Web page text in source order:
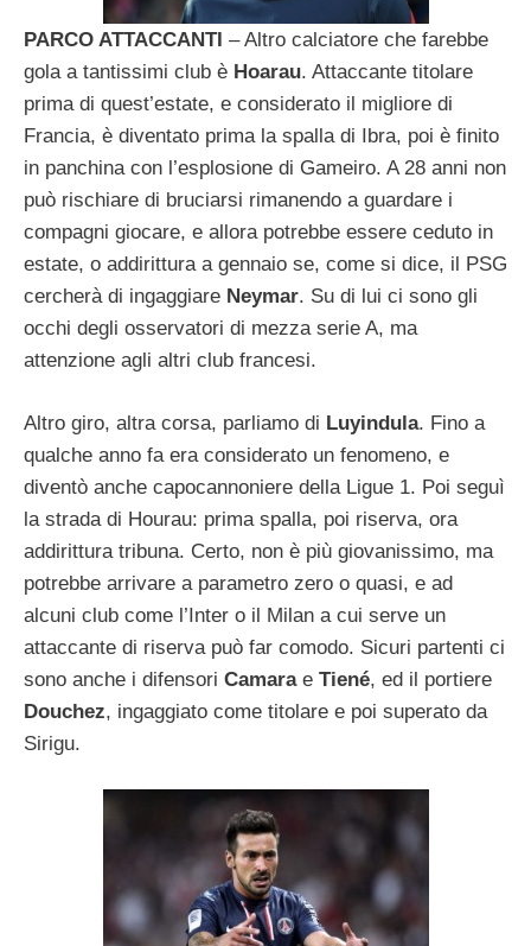
PARCO ATTACCANTI – Altro calciatore che farebbe
gola a tantissimi club è Hoarau. Attaccante titolare
prima di quest’estate, e considerato il migliore di
Francia, è diventato prima la spalla di Ibra, poi è finito
in panchina con l’esplosione di Gameiro. A 28 anni non
può rischiare di bruciarsi rimanendo a guardare i
compagni giocare, e allora potrebbe essere ceduto in
estate, o addirittura a gennaio se, come si dice, il PSG
cercherà di ingaggiare Neymar. Su di lui ci sono gli
occhi degli osservatori di mezza serie A, ma
attenzione agli altri club francesi.
Altro giro, altra corsa, parliamo di Luyindula. Fino a
qualche anno fa era considerato un fenomeno, e
diventò anche capocannoniere della Ligue 1. Poi seguì
la strada di Hourau: prima spalla, poi riserva, ora
addirittura tribuna. Certo, non è più giovanissimo, ma
potrebbe arrivare a parametro zero o quasi, e ad
alcuni club come l’Inter o il Milan a cui serve un
attaccante di riserva può far comodo. Sicuri partenti ci
sono anche i difensori Camarae Tiené, ed il portiere
Douchez, ingaggiato come titolare e poi superato da
Sirigu.